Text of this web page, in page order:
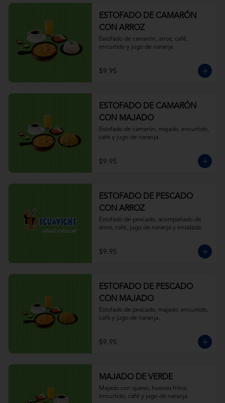
ESTOFADO DE CAMARÓN
CON ARROZ
Estofado de camarón, arroz, café,
encurtido y jugo de naranja.
$9.95
ESTOFADO DE CAMARÓN
CON MAJADO
Estofado de camarón, majado, encurtido,
café y jugo de naranja.
$9.95
ESTOFADO DE PESCADO
CON ARROZ
Estofado de pescado, acompañado de
arroz, café, jugo de naranja y ensalada.
$9.95
ESTOFADO DE PESCADO
CON MAJADO
Estofado de pescado, majado, encurtido,
café y jugo de naranja.
$9.95
MAJADO DE VERDE
Majado con queso, huevos fritos,
encurtido, café y jugo de naranja.